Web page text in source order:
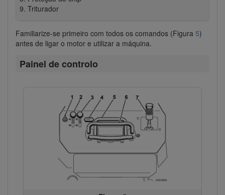
Triturador
Familiarize-se primeiro com todos os comandos (Figura 5)
antes de ligar o motor e utilizar a máquina.
Painel de controlo